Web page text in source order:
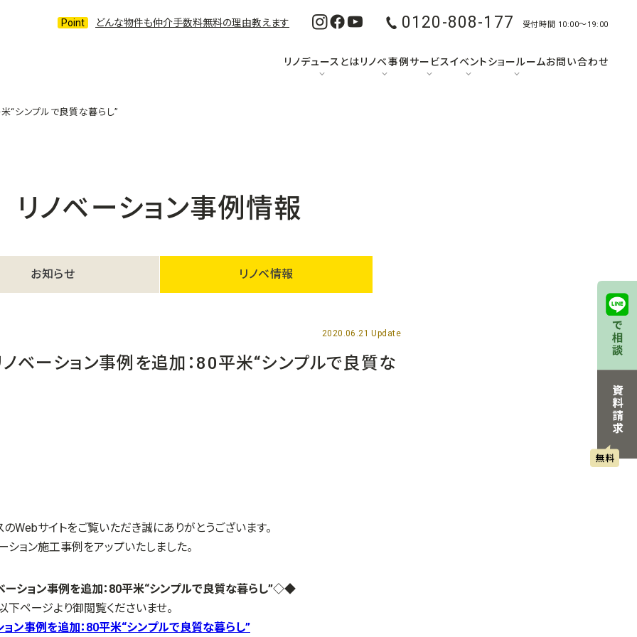
どんな物件も仲介手数料無料の理由教えます 0120-808-177 受付時間 10:00〜19:00
リノデュースとはリノベ事例サービスイベントショールームお問い合わせ
“シンプルで良質な暮らし”
リノベーション事例情報
お知らせ リノベ情報
2020.06.21 Update
ベーション事例を追加：80平米“シンプルで良質な
のWebサイトをご覧いただき誠にありがとうございます。
ション施工事例をアップいたしました。
ション事例を追加：80平米“シンプルで良質な暮らし”◇◆
ページより御閲覧くださいませ。
ン事例を追加：80平米“シンプルで良質な暮らし”